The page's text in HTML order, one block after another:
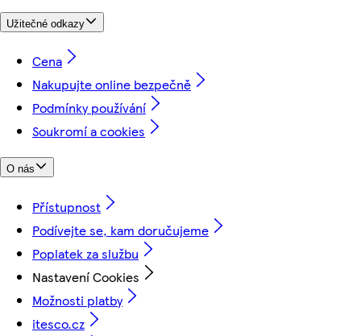
Užitečné odkazy
Cena
Nakupujte online bezpečně
Podmínky používání
Soukromí a cookies
O nás
Přístupnost
Podívejte se, kam doručujeme
Poplatek za službu
Nastavení Cookies
Možnosti platby
itesco.cz